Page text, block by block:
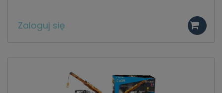
Zaloguj się